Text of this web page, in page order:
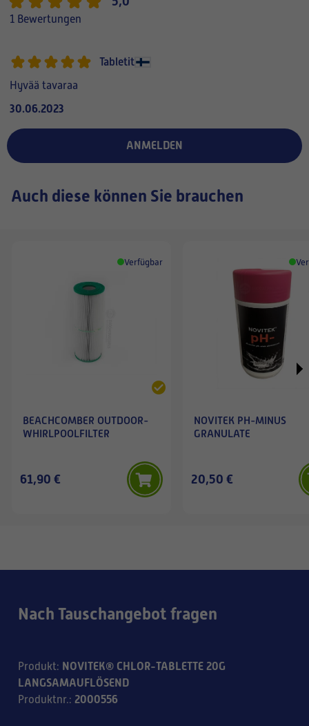
1 Bewertungen
Tabletit
Hyvää tavaraa
30.06.2023
ANMELDEN
Auch diese können Sie brauchen
Verfügbar
BEACHCOMBER OUTDOOR-
WHIRLPOOLFILTER
61,90 €
NOVITEK PH-MINUS
GRANULATE
20,50 €
Nach Tauschangebot fragen
Produkt: NOVITEK® CHLOR-TABLETTE 20G
LANGSAMAUFLÖSEND
Produktnr.: 2000556